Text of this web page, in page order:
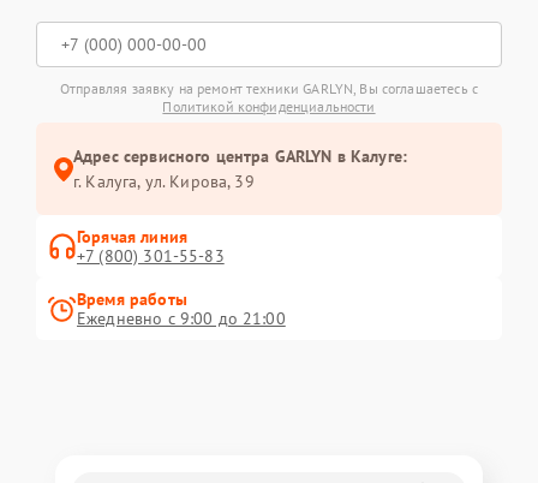
Отправляя заявку на ремонт техники GARLYN, Вы соглашаетесь с
Политикой конфиденциальности
Адрес сервисного центра GARLYN в Калуге:
г. Калуга, ул. Кирова, 39
Горячая линия
+7 (800) 301-55-83
Время работы
Ежедневно с 9:00 до 21:00